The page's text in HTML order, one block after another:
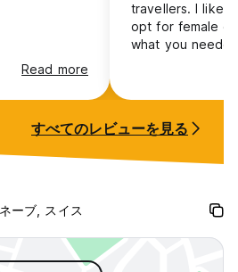
Read more
travellers. I liked
opt for female
what you
すべてのレビューを見る
ーブ, スイス